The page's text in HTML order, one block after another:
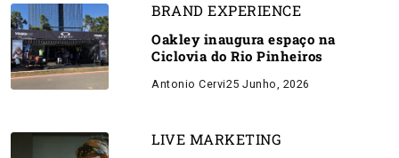
BRAND EXPERIENCE
Oakley inaugura espaço na
Ciclovia do Rio Pinheiros
Antonio Cervi25 Junho, 2026
LIVE MARKETING